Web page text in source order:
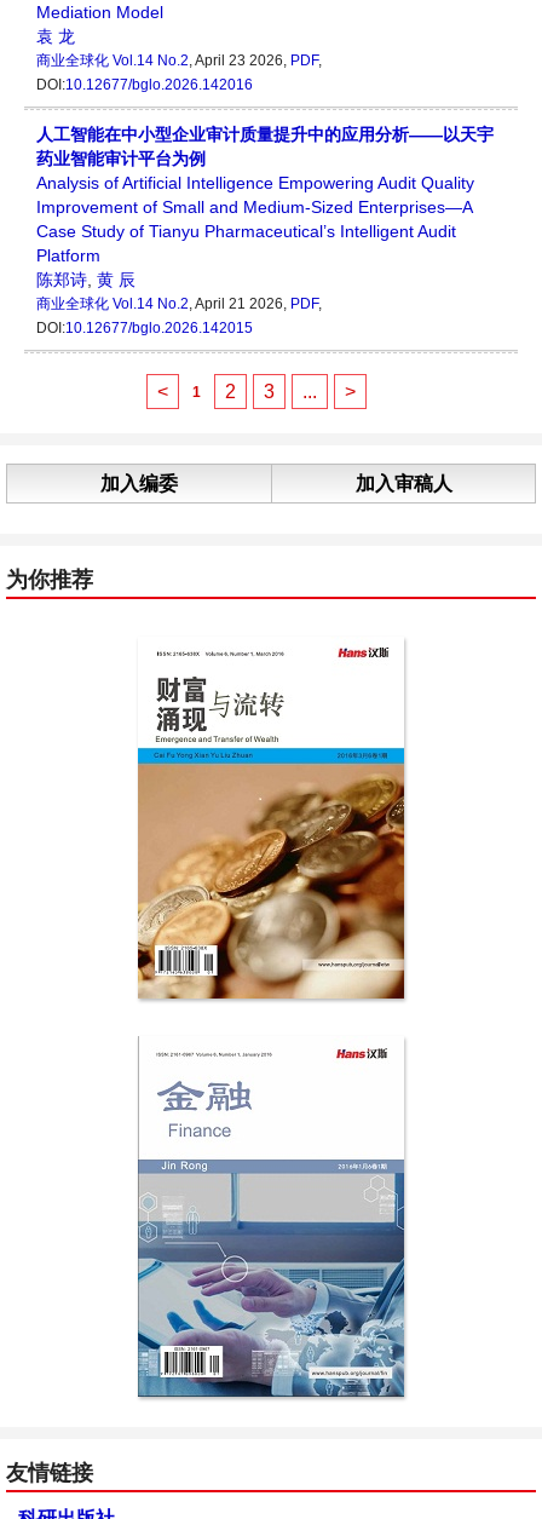
Mediation Model
袁 龙
商业全球化 Vol.14 No.2, April 23 2026, PDF,
DOI:10.12677/bglo.2026.142016
人工智能在中小型企业审计质量提升中的应用分析——以天宇
药业智能审计平台为例
Analysis of Artificial Intelligence Empowering Audit Quality
Improvement of Small and Medium-Sized Enterprises—A
Case Study of Tianyu Pharmaceutical’s Intelligent Audit
Platform
陈郑诗 黄 辰
商业全球化 Vol.14 No.2, April 21 2026, PDF,
DOI:10.12677/bglo.2026.142015
< 1 2 3 ... >
加入编委 加入审稿人
为你推荐
友情链接